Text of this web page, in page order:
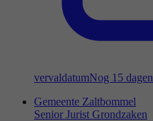
vervaldatumNog 15 dagen
Gemeente Zaltbommel
Senior Jurist Grondzaken